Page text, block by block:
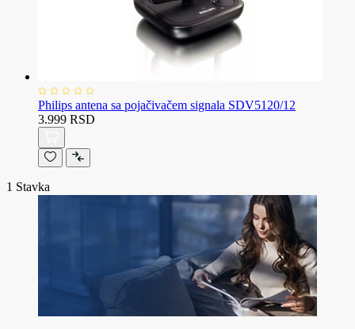
Philips antena sa pojačivačem signala SDV5120/12
3.999 RSD
1 Stavka